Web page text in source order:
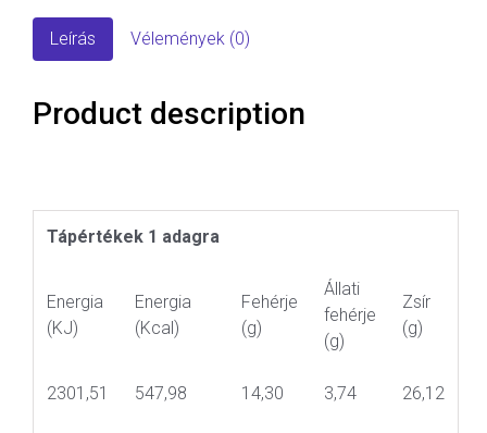
Leírás Vélemények (0)
Product description
Tápértékek 1 adagra
Energia
(KJ)
Energia
(Kcal)
Fehérje
(g)
Állati
fehérje
(g)
Zsír
(g)
2301,51 547,98 14,30 3,74 26,12